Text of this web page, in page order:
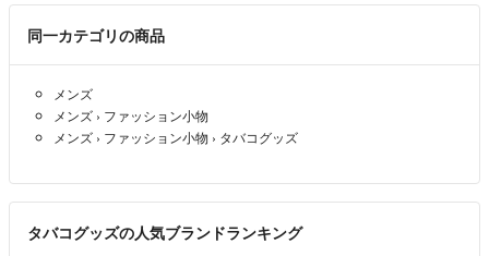
のくらいですか？
もんきー- 約3年前
同一カテゴリの商品
メンズ
メンズ › ファッション小物
メンズ › ファッション小物 › タバコグッズ
タバコグッズの人気ブランドランキング